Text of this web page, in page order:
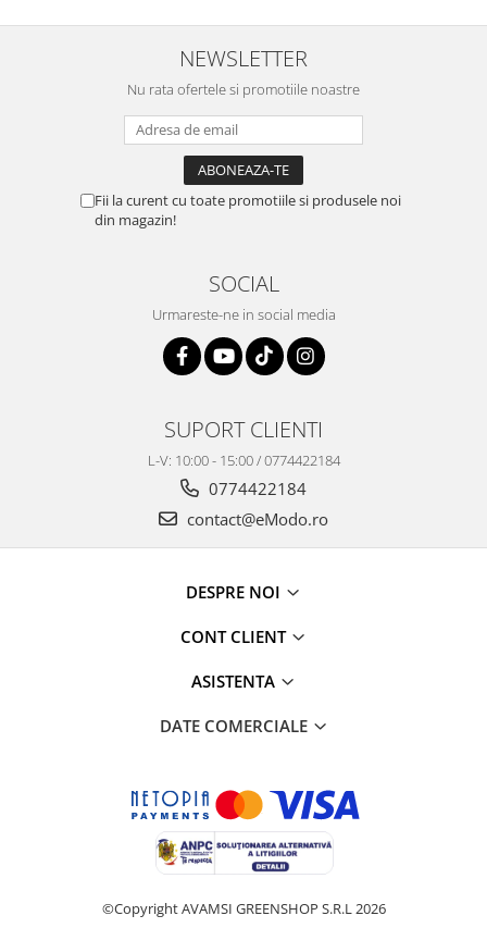
NEWSLETTER
Nu rata ofertele si promotiile noastre
Fii la curent cu toate promotiile si produsele noi
din magazin!
SOCIAL
Urmareste-ne in social media
SUPORT CLIENTI
L-V: 10:00 - 15:00 / 0774422184
0774422184
contact@eModo.ro
DESPRE NOI
CONT CLIENT
ASISTENTA
DATE COMERCIALE
©Copyright AVAMSI GREENSHOP S.R.L 2026